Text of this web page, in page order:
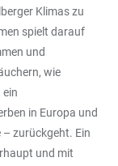
Klimas zu
spielt darauf
und
wie
in Europa und
zurückgeht. Ein
und mit